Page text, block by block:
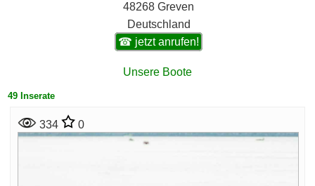
48268 Greven
Deutschland
☎ jetzt anrufen!
Unsere Boote
49 Inserate
334 0